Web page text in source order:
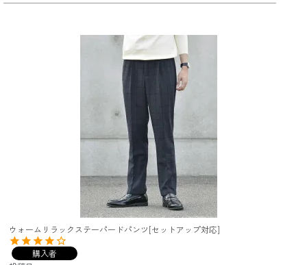
ウォームリラックステーパードパンツ[セットアップ対応]
購入者